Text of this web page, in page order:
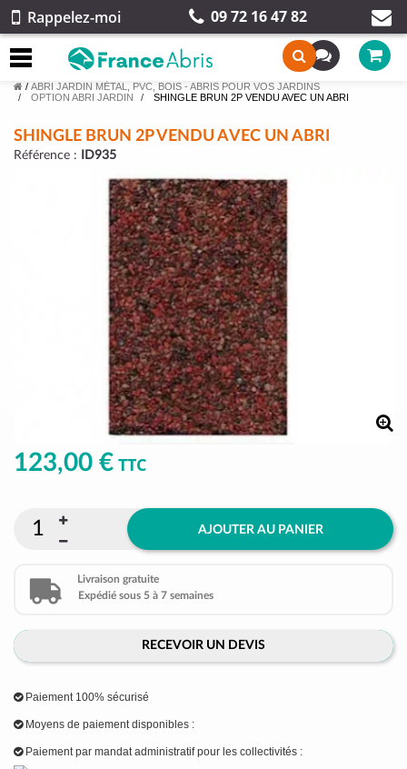
Rappelez-moi 09 72 16 47 82
/ ABRI JARDIN MÉTAL, PVC, BOIS - ABRIS POUR VOS JARDINS
OPTION ABRI JARDIN
SHINGLE BRUN 2P VENDU AVEC UN ABRI
SHINGLE BRUN 2P VENDU AVEC UN ABRI
Référence : ID935
123,00 € TTC
AJOUTER AU PANIER
Livraison gratuite
Expédié sous 5 à 7 semaines
RECEVOIR UN DEVIS
Paiement 100% sécurisé
Moyens de paiement disponibles :
Paiement par mandat administratif pour les collectivités :